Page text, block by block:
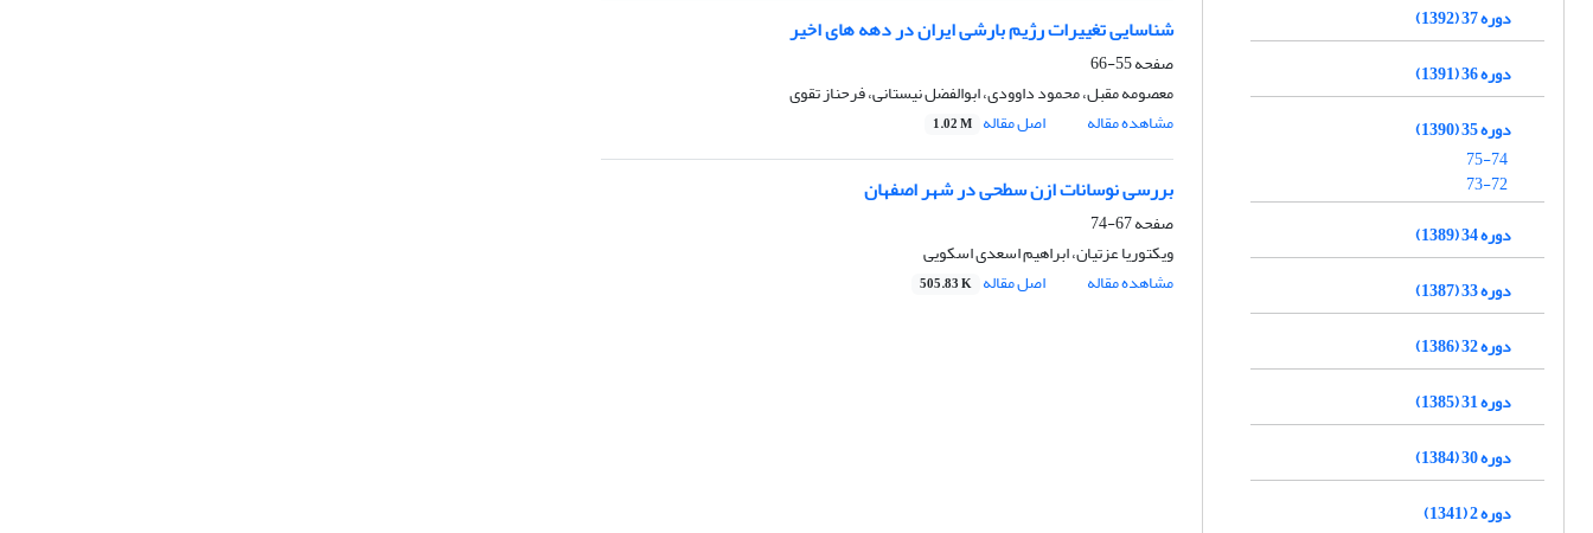
شناسایی تغییرات رژیم بارشی ایران در دهه های اخیر
صفحه55-66
معصومه مقبل، محمود داوودی، ابوالفضل نیستانی، فرحناز تقوی
مشاهده مقاله
اصل مقاله 1.02 M
بررسی نوسانات ازن سطحی در شهر اصفهان
صفحه67-74
ویکتوریا عزتیان، ابراهیم اسعدی اسکویی
مشاهده مقاله
اصل مقاله 505.83 K
دوره 37 (1392)
دوره 36 (1391)
دوره 35 (1390)
75-74
73-72
دوره 34 (1389)
دوره 33 (1387)
دوره 32 (1386)
دوره 31 (1385)
دوره 30 (1384)
دوره 2 (1341)